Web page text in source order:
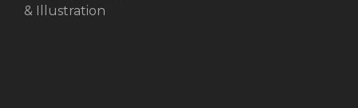
& Illustration